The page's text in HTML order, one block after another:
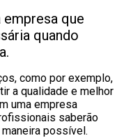
empresa que
quando
como por exemplo,
a qualidade e melhor
uma empresa
saberão
possível.